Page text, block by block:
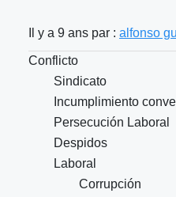
Il y a 9 ans par : alfonso
Conflicto
Sindicato
Incumplimiento
Persecución Laboral
Despidos
Laboral
Corrupción